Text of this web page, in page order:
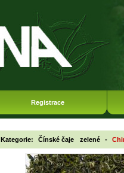
Registrace
Kategorie: Čínské čaje zelené -